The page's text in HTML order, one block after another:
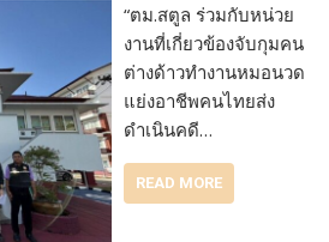
“ตม.สตูล ร่วมกับหน่วย
งานที่เกี่ยวข้องจับกุมคน
ต่างด้าวทำงานหมอนวด
แย่งอาชีพคนไทยส่ง
ดำเนินคดี…
READ MORE